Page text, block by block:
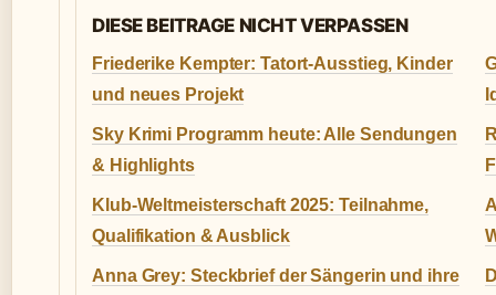
DIESE BEITRAGE NICHT VERPASSEN
Friederike Kempter: Tatort-Ausstieg, Kinder
und neues Projekt
Sky Krimi Programm heute: Alle Sendungen
& Highlights
Klub-Weltmeisterschaft 2025: Teilnahme,
Qualifikation & Ausblick
Anna Grey: Steckbrief der Sängerin und ihre